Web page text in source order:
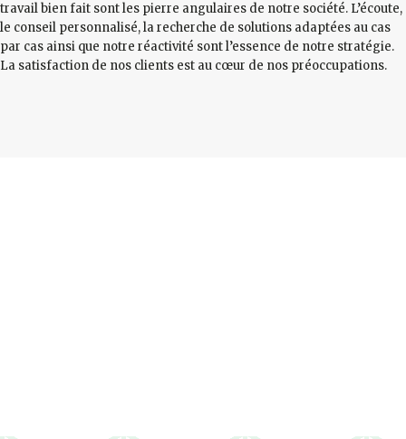
travail bien fait sont les pierre angulaires de notre société. L’écoute,
le conseil personnalisé, la recherche de solutions adaptées au cas
par cas ainsi que notre réactivité sont l’essence de notre stratégie.
La satisfaction de nos clients est au cœur de nos préoccupations.